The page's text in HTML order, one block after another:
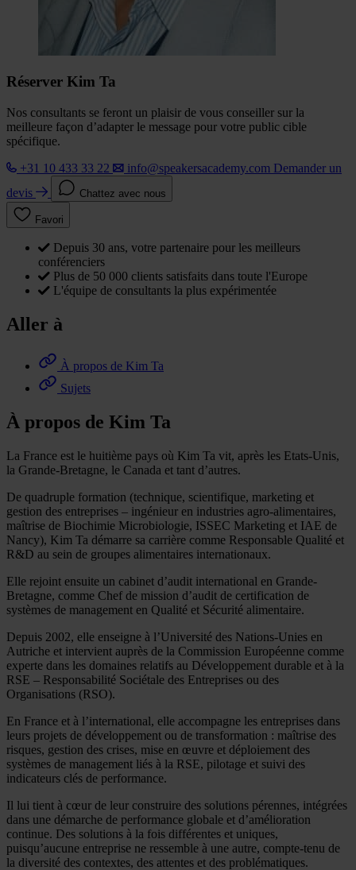
Réserver Kim Ta
Nos consultants se feront un plaisir de vous conseiller sur la
meilleure façon d’adapter le message pour votre public cible
spécifique.
+31 10 433 33 22
info@speakersacademy.com Demander un
devis
Chattez avec nous
Favori
Depuis 30 ans, votre partenaire pour les meilleurs
conférenciers
Plus de 50 000 clients satisfaits dans toute l'Europe
L'équipe de consultants la plus expérimentée
Aller à
À propos de Kim Ta
Sujets
À propos de Kim Ta
La France est le huitième pays où Kim Ta vit, après les Etats-Unis,
la Grande-Bretagne, le Canada et tant d’autres.
De quadruple formation (technique, scientifique, marketing et
gestion des entreprises – ingénieur en industries agro-alimentaires,
maîtrise de Biochimie Microbiologie, ISSEC Marketing et IAE de
Nancy), Kim Ta démarre sa carrière comme Responsable Qualité et
R&D au sein de groupes alimentaires internationaux.
Elle rejoint ensuite un cabinet d’audit international en Grande-
Bretagne, comme Chef de mission d’audit de certification de
systèmes de management en Qualité et Sécurité alimentaire.
Depuis 2002, elle enseigne à l’Université des Nations-Unies en
Autriche et intervient auprès de la Commission Européenne comme
experte dans les domaines relatifs au Développement durable et à la
RSE – Responsabilité Sociétale des Entreprises ou des
Organisations (RSO).
En France et à l’international, elle accompagne les entreprises dans
leurs projets de développement ou de transformation : maîtrise des
risques, gestion des crises, mise en œuvre et déploiement des
systèmes de management liés à la RSE, pilotage et suivi des
indicateurs clés de performance.
Il lui tient à cœur de leur construire des solutions pérennes, intégrées
dans une démarche de performance globale et d’amélioration
continue. Des solutions à la fois différentes et uniques,
puisqu’aucune entreprise ne ressemble à une autre, compte-tenu de
la diversité des contextes, des attentes et des problématiques.